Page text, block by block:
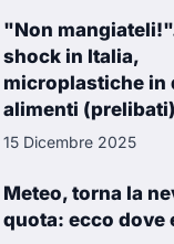
"Non
shock in Italia,
microplastiche in
alimenti (prelibati)
15 Dicembre 2025
Meteo, torna la
quota: ecco dove